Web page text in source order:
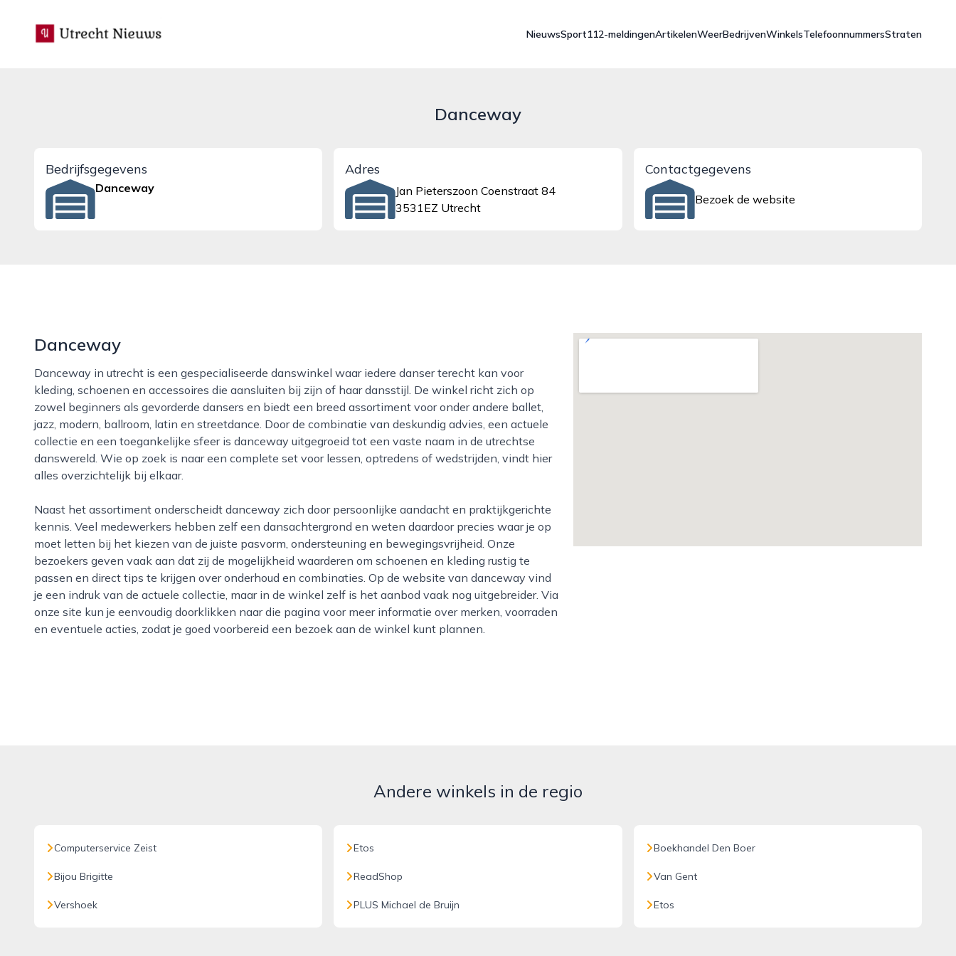
utrecht-nieuws.nl
NieuwsSport112-meldingenArtikelenWeerBedrijvenWinkelsTelefoonnummersStraten
Danceway
Bedrijfsgegevens
Danceway
Adres
Jan Pieterszoon Coenstraat 84
3531EZ Utrecht
Contactgegevens
Bezoek de website
Danceway
Danceway in utrecht is een gespecialiseerde danswinkel waar iedere danser terecht kan voor
kleding, schoenen en accessoires die aansluiten bij zijn of haar dansstijl. De winkel richt zich op
zowel beginners als gevorderde dansers en biedt een breed assortiment voor onder andere ballet,
jazz, modern, ballroom, latin en streetdance. Door de combinatie van deskundig advies, een actuele
collectie en een toegankelijke sfeer is danceway uitgegroeid tot een vaste naam in de utrechtse
danswereld. Wie op zoek is naar een complete set voor lessen, optredens of wedstrijden, vindt hier
alles overzichtelijk bij elkaar.
Naast het assortiment onderscheidt danceway zich door persoonlijke aandacht en praktijkgerichte
kennis. Veel medewerkers hebben zelf een dansachtergrond en weten daardoor precies waar je op
moet letten bij het kiezen van de juiste pasvorm, ondersteuning en bewegingsvrijheid. Onze
bezoekers geven vaak aan dat zij de mogelijkheid waarderen om schoenen en kleding rustig te
passen en direct tips te krijgen over onderhoud en combinaties. Op de website van danceway vind
je een indruk van de actuele collectie, maar in de winkel zelf is het aanbod vaak nog uitgebreider. Via
onze site kun je eenvoudig doorklikken naar die pagina voor meer informatie over merken, voorraden
en eventuele acties, zodat je goed voorbereid een bezoek aan de winkel kunt plannen.
Andere winkels in de regio
Computerservice Zeist
Bijou Brigitte
Vershoek
Etos
ReadShop
PLUS Michael de Bruijn
Boekhandel Den Boer
Van Gent
Etos